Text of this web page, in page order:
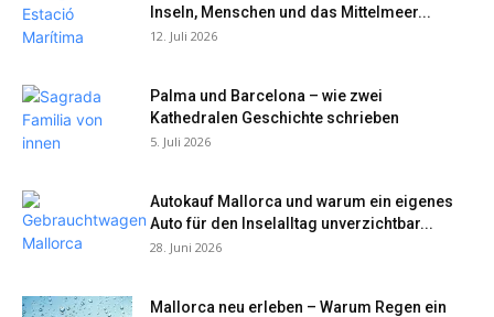
Inseln, Menschen und das Mittelmeer...
12. Juli 2026
Palma und Barcelona – wie zwei
Kathedralen Geschichte schrieben
5. Juli 2026
Autokauf Mallorca und warum ein eigenes
Auto für den Inselalltag unverzichtbar...
28. Juni 2026
Mallorca neu erleben – Warum Regen ein